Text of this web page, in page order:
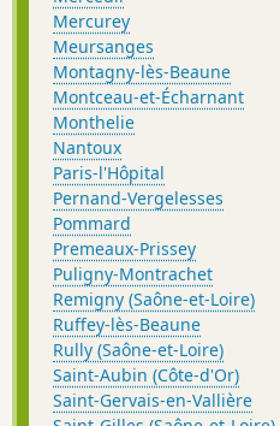
Mercurey
Meursanges
Montagny-lès-Beaune
Montceau-et-Écharnant
Monthelie
Nantoux
Paris-l'Hôpital
Pernand-Vergelesses
Pommard
Premeaux-Prissey
Puligny-Montrachet
Remigny (Saône-et-Loire)
Ruffey-lès-Beaune
Rully (Saône-et-Loire)
Saint-Aubin (Côte-d'Or)
Saint-Gervais-en-Vallière